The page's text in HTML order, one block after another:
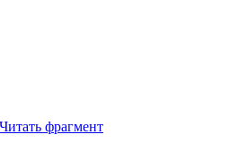
Читать фрагмент